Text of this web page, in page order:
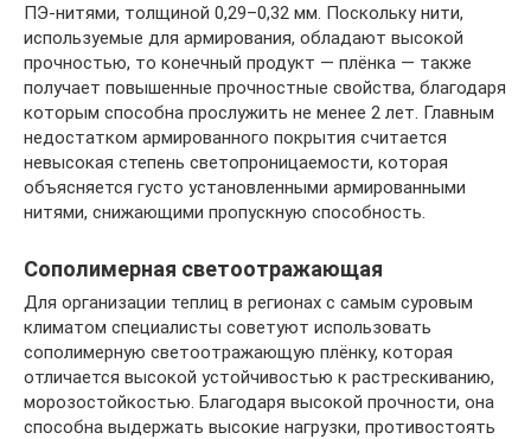
ПЭ-нитями, толщиной 0,29–0,32 мм. Поскольку нити,
используемые для армирования, обладают высокой
прочностью, то конечный продукт — плёнка — также
получает повышенные прочностные свойства, благодаря
которым способна прослужить не менее 2 лет. Главным
недостатком армированного покрытия считается
невысокая степень светопроницаемости, которая
объясняется густо установленными армированными
нитями, снижающими пропускную способность.
Сополимерная светоотражающая
Для организации теплиц в регионах с самым суровым
климатом специалисты советуют использовать
сополимерную светоотражающую плёнку, которая
отличается высокой устойчивостью к растрескиванию,
морозостойкостью. Благодаря высокой прочности, она
способна выдержать высокие нагрузки, противостоять